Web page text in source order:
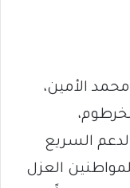
الأمين،
السريع
العزل